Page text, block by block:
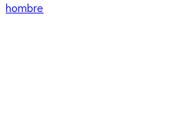
hombre